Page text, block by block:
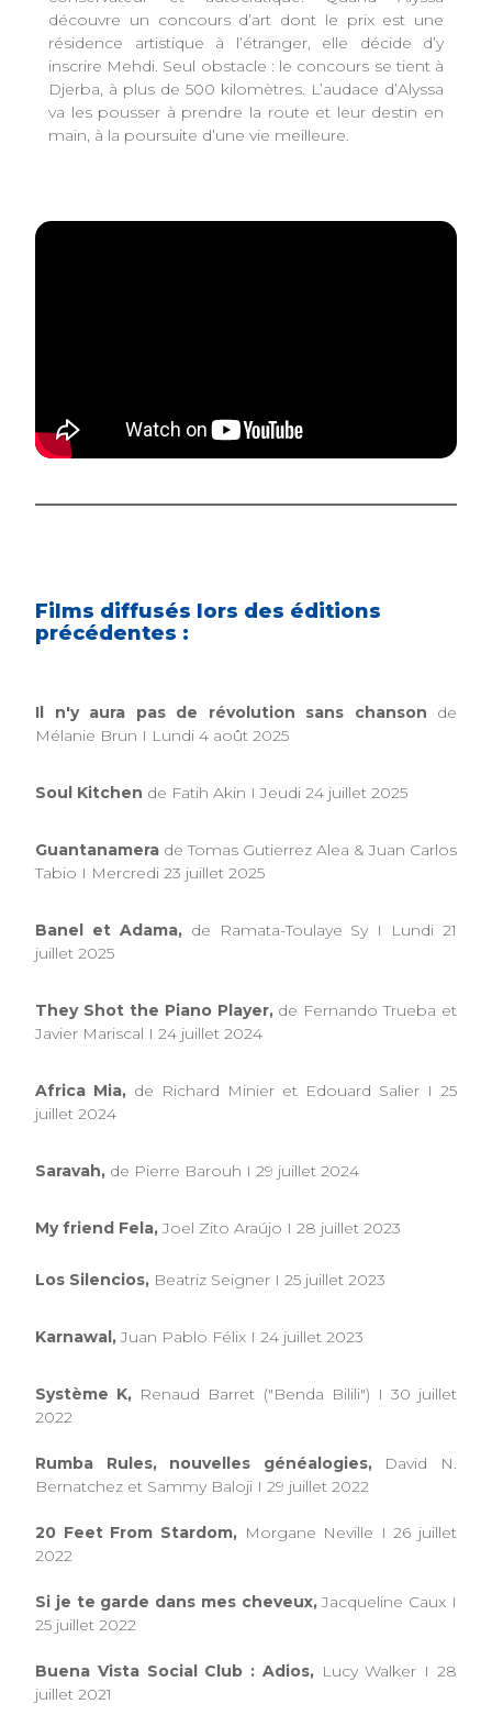
découvre un concours d’art dont le prix est une
résidence artistique à l’étranger, elle décide d’y
inscrire Mehdi. Seul obstacle : le concours se tient à
Djerba, à plus de 500 kilomètres. L’audace d’Alyssa
va les pousser à prendre la route et leur destin en
main, à la poursuite d’une vie meilleure.
Films diffusés lors des éditions
précédentes :
Il n'y aura pas de révolution sans chanson de
Mélanie Brun I Lundi 4 août 2025
Soul Kitchen de Fatih Akin I Jeudi 24 juillet 2025
Guantanamera de Tomas Gutierrez Alea & Juan Carlos
Tabio I Mercredi 23 juillet 2025
Banel et Adama, de Ramata-Toulaye Sy I Lundi 21
juillet 2025
They Shot the Piano Player,de Fernando Trueba et
Javier Mariscal I 24 juillet 2024
Africa Mia, de Richard Minier et Edouard Salier I 25
juillet 2024
Saravah, de Pierre Barouh I 29 juillet 2024
My friend Fela,Joel Zito Araújo I 28 juillet 2023
Los Silencios, Beatriz Seigner I 25 juillet 2023
Karnawal,Juan Pablo Félix I 24 juillet 2023
Système K, Renaud Barret ("Benda Bilili") I 30 juillet
2022
Rumba Rules, nouvelles généalogies, David N.
Bernatchez et Sammy Baloji I 29 juillet 2022
20 Feet From Stardom, Morgane Neville I 26 juillet
2022
Si je te garde dans mes cheveux,Jacqueline Caux I
25 juillet 2022
Buena Vista Social Club : Adios,Lucy Walker I 28
juillet 2021